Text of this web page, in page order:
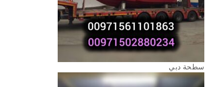
سطحة دبي